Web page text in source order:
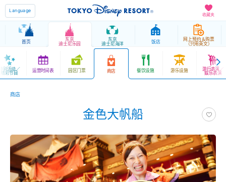
收藏夹
Language
首页 东京
迪士尼乐园
东京
迪士尼海洋 饭店 网上预约＆购票
（只用英文）
别活动／
精彩节目 运营时间表 园区门票 商店 餐饮设施 游乐设施 游行表演／
娱乐表演
商店
金色大帆船